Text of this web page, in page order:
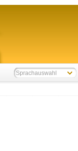
Sprachauswahl